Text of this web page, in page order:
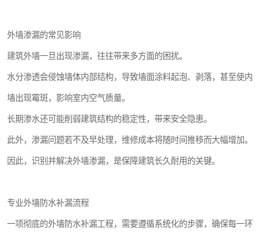
外墙渗漏的常见影响
建筑外墙一旦出现渗漏，往往带来多方面的困扰。
水分渗透会侵蚀墙体内部结构，导致墙面涂料起泡、剥落，甚至使内
墙出现霉斑，影响室内空气质量。
长期渗水还可能削弱建筑结构的稳定性，带来安全隐患。
此外，渗漏问题若不及早处理，维修成本将随时间推移而大幅增加。
因此，识别并解决外墙渗漏，是保障建筑长久耐用的关键。
专业外墙防水补漏流程
一项彻底的外墙防水补漏工程，需要遵循系统化的步骤，确保每一环